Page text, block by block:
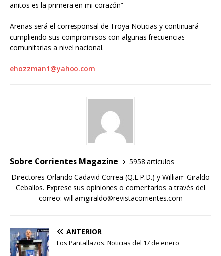
añitos es la primera en mi corazón”
Arenas será el corresponsal de Troya Noticias y continuará
cumpliendo sus compromisos con algunas frecuencias
comunitarias a nivel nacional.
ehozzman1@yahoo.com
Sobre Corrientes Magazine
5958 artículos
Directores Orlando Cadavid Correa (Q.E.P.D.) y William Giraldo
Ceballos. Exprese sus opiniones o comentarios a través del
correo: williamgiraldo@revistacorrientes.com
ANTERIOR
Los Pantallazos. Noticias del 17 de enero